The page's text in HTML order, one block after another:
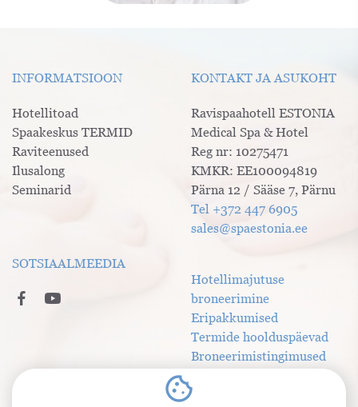
INFORMATSIOON
Hotellitoad
Spaakeskus TERMID
Raviteenused
Ilusalong
Seminarid
KONTAKT JA ASUKOHT
Ravispaahotell ESTONIA
Medical Spa & Hotel
Reg nr: 10275471
KMKR: EE100094819
Pärna 12 / Sääse 7, Pärnu
Tel +372 447 6905
sales@spaestonia.ee
SOTSIAALMEEDIA
Hotellimajutuse
broneerimine
Eripakkumised
Termide hoolduspäevad
Broneerimistingimused
cookie